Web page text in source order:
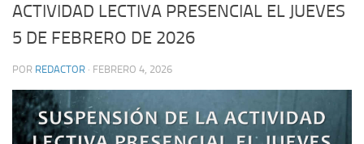
ACTIVIDAD LECTIVA PRESENCIAL EL JUEVES
5 DE FEBRERO DE 2026
POR REDACTOR · FEBRERO 4, 2026